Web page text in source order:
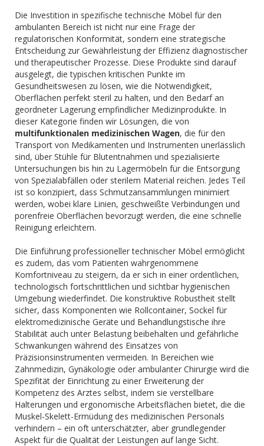
Die Investition in spezifische technische Möbel für den
ambulanten Bereich ist nicht nur eine Frage der
regulatorischen Konformität, sondern eine strategische
Entscheidung zur Gewährleistung der Effizienz diagnostischer
und therapeutischer Prozesse. Diese Produkte sind darauf
ausgelegt, die typischen kritischen Punkte im
Gesundheitswesen zu lösen, wie die Notwendigkeit,
Oberflächen perfekt steril zu halten, und den Bedarf an
geordneter Lagerung empfindlicher Medizinprodukte. In
dieser Kategorie finden wir Lösungen, die von
multifunktionalen medizinischen Wagen, die für den
Transport von Medikamenten und Instrumenten unerlässlich
sind, über Stühle für Blutentnahmen und spezialisierte
Untersuchungen bis hin zu Lagermöbeln für die Entsorgung
von Spezialabfällen oder sterilem Material reichen. Jedes Teil
ist so konzipiert, dass Schmutzansammlungen minimiert
werden, wobei klare Linien, geschweißte Verbindungen und
porenfreie Oberflächen bevorzugt werden, die eine schnelle
Reinigung erleichtern.
Die Einführung professioneller technischer Möbel ermöglicht
es zudem, das vom Patienten wahrgenommene
Komfortniveau zu steigern, da er sich in einer ordentlichen,
technologisch fortschrittlichen und sichtbar hygienischen
Umgebung wiederfindet. Die konstruktive Robustheit stellt
sicher, dass Komponenten wie Rollcontainer, Sockel für
elektromedizinische Geräte und Behandlungstische ihre
Stabilität auch unter Belastung beibehalten und gefährliche
Schwankungen während des Einsatzes von
Präzisionsinstrumenten vermeiden. In Bereichen wie
Zahnmedizin, Gynäkologie oder ambulanter Chirurgie wird die
Spezifität der Einrichtung zu einer Erweiterung der
Kompetenz des Arztes selbst, indem sie verstellbare
Halterungen und ergonomische Arbeitsflächen bietet, die die
Muskel-Skelett-Ermüdung des medizinischen Personals
verhindern – ein oft unterschätzter, aber grundlegender
Aspekt für die Qualität der Leistungen auf lange Sicht.